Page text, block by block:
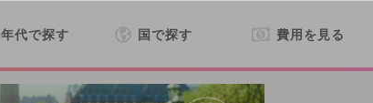
年代で探す 国で探す 費用を見る